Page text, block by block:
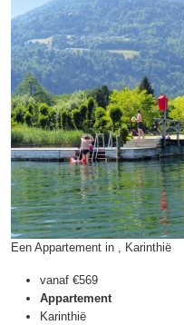
Een Appartement in , Karinthië
vanaf €569
Appartement
Karinthië